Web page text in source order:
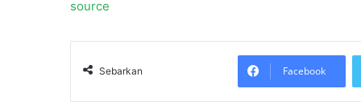
source
Sebarkan Facebook